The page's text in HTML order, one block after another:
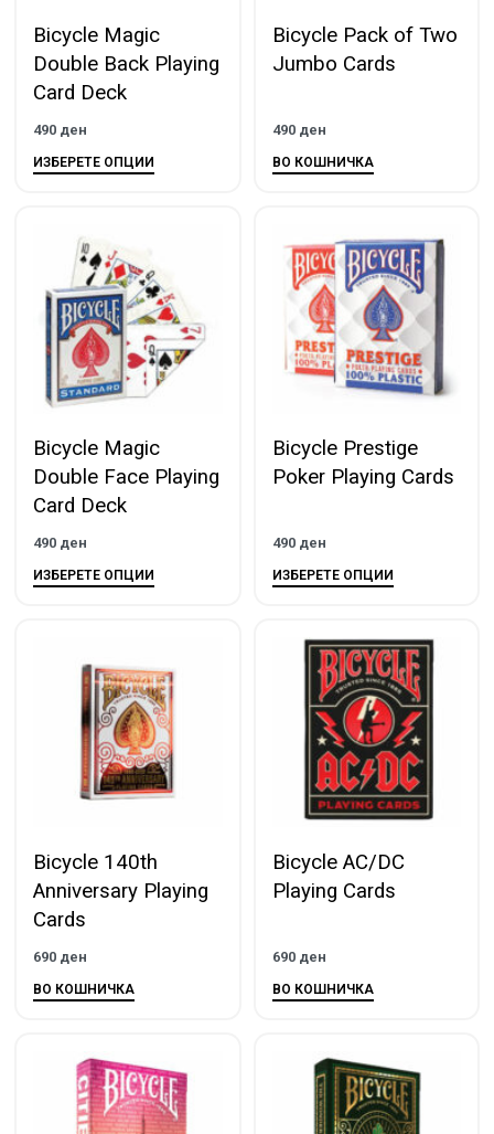
Bicycle Magic
Double Back Playing
Card Deck
490 ден
ИЗБЕРЕТЕ ОПЦИИ
Bicycle Pack of Two
Jumbo Cards
490 ден
ВО КОШНИЧКА
Bicycle Magic
Double Face Playing
Card Deck
490 ден
ИЗБЕРЕТЕ ОПЦИИ
Bicycle Prestige
Poker Playing Cards
490 ден
ИЗБЕРЕТЕ ОПЦИИ
Bicycle 140th
Anniversary Playing
Cards
690 ден
ВО КОШНИЧКА
Bicycle AC/DC
Playing Cards
690 ден
ВО КОШНИЧКА